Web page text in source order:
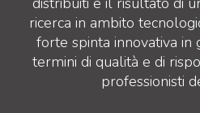
ricerca in ambito
forte spinta innovativa in
termini di qualità e di
professionisti